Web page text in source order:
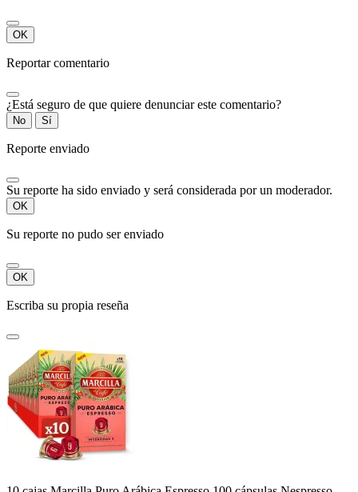
OK
Reportar comentario
¿Está seguro de que quiere denunciar este comentario?
No Sí
Reporte enviado
Su reporte ha sido enviado y será considerada por un moderador.
OK
Su reporte no pudo ser enviado
OK
Escriba su propia reseña